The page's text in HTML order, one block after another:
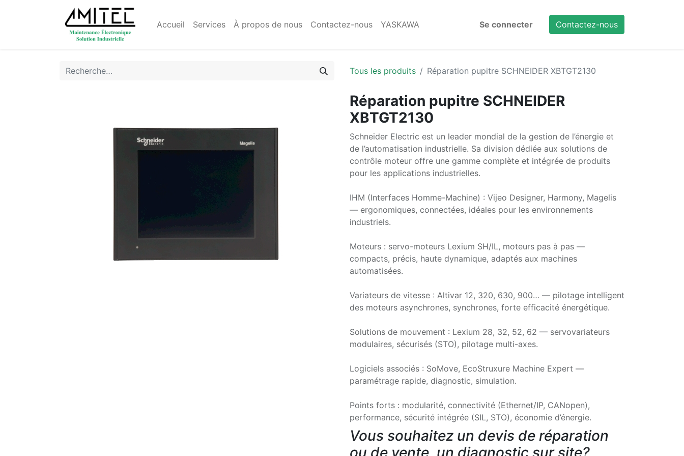
Accueil Services À propos de nous Contactez-nous YASKAWA Se connecter Contactez-nous
Tous les produits Réparation pupitre SCHNEIDER XBTGT2130
Réparation pupitre SCHNEIDER
XBTGT2130
Schneider Electric est un leader mondial de la gestion de l’énergie et
de l’automatisation industrielle. Sa division dédiée aux solutions de
contrôle moteur offre une gamme complète et intégrée de produits
pour les applications industrielles.
IHM (Interfaces Homme-Machine) : Vijeo Designer, Harmony, Magelis
— ergonomiques, connectées, idéales pour les environnements
industriels.
Moteurs : servo-moteurs Lexium SH/IL, moteurs pas à pas —
compacts, précis, haute dynamique, adaptés aux machines
automatisées.
Variateurs de vitesse : Altivar 12, 320, 630, 900… — pilotage intelligent
des moteurs asynchrones, synchrones, forte efficacité énergétique.
Solutions de mouvement : Lexium 28, 32, 52, 62 — servovariateurs
modulaires, sécurisés (STO), pilotage multi-axes.
Logiciels associés : SoMove, EcoStruxure Machine Expert —
paramétrage rapide, diagnostic, simulation.
Points forts : modularité, connectivité (Ethernet/IP, CANopen),
performance, sécurité intégrée (SIL, STO), économie d’énergie.
Vous souhaitez un devis de réparation
ou de vente, un diagnostic sur site?